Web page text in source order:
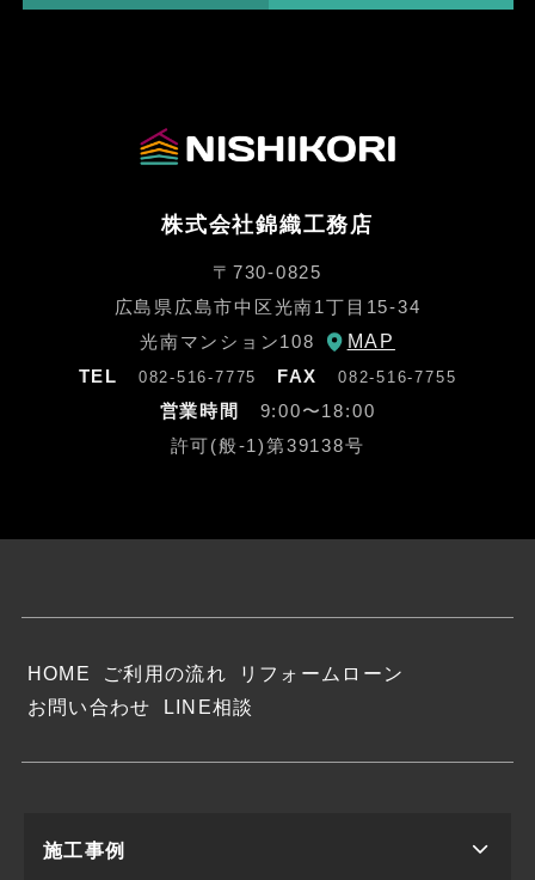
株式会社錦織工務店
〒730-0825
広島県広島市中区光南1丁目15-34
光南マンション108
MAP
TEL 082-516-7775 FAX 082-516-7755
営業時間
9:00〜18:00
許可(般-1)第39138号
HOME ご利用の流れ
リフォームローン
お問い合わせ
LINE相談
施工事例